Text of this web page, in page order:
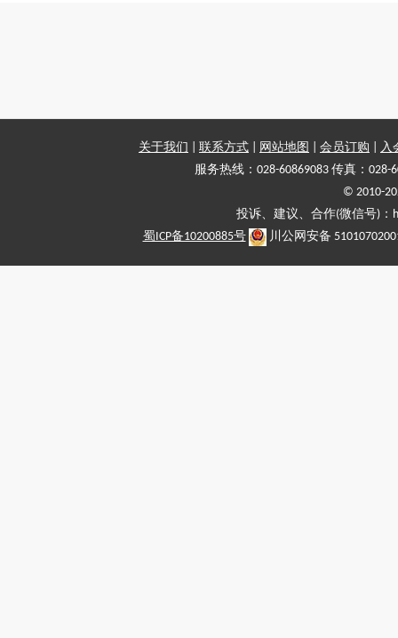
关于我们 联系方式 网站地图 会员订购
入
服务热线：028-60869083 传真：028-
© 2010-
投诉、建议、合作(微信号)
蜀ICP备10200885号
川公网安备